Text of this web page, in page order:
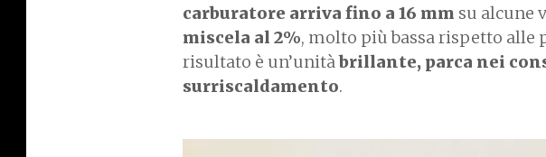
carburatore arriva fino a 16 mm su alcune
miscela al 2%, molto più bassa rispetto
risultato è un’unitàbrillante, parca nei
surriscaldamento.